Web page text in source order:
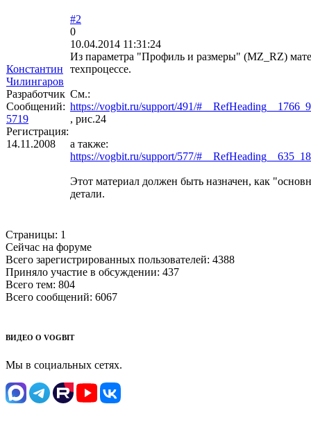
Константин
Чилингаров
Разработчик
Сообщений:
5719
Регистрация:
14.11.2008
#2
0
10.04.2014 11:31:24
Из параметра "Профиль и размеры" (MZ_RZ)
техпроцессе.
См.:
https://vogbit.ru/support/491/
, рис.24
а также:
https://vogbit.ru/support/577/
Этот материал должен быть назначен, как
детали.
Страницы: 1
Сейчас на форуме
Всего зарегистрированных пользователей: 4388
Приняло участие в обсуждении: 437
Всего тем: 804
Всего сообщений: 6067
ВИДЕО О VOGBIT
Мы в социальных сетях.